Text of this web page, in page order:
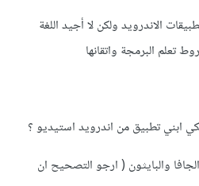
الاندرويد ولكن لا أجيد اللغة
البرمجة واتقانها
ابني تطبيق من اندرويد استيديو ؟
والبايثون ( ارجو التصحيح ان